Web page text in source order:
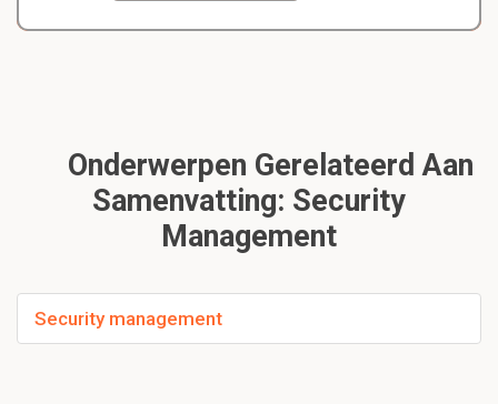
Onderwerpen Gerelateerd Aan
Samenvatting: Security
Management
Security management